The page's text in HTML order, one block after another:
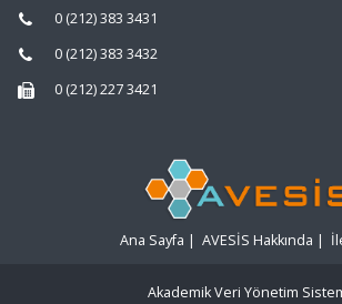
0 (212) 383 3431
0 (212) 383 3432
0 (212) 227 3421
Ana Sayfa | AVESİS Hakkında |
Akademik Veri Yönetim